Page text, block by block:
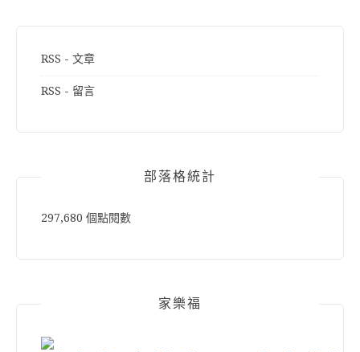
RSS - 文章
RSS - 留言
部落格統計
297,680 個點閱數
家樂福